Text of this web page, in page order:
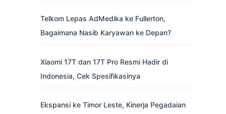
Telkom Lepas AdMedika ke Fullerton,
Bagaimana Nasib Karyawan ke Depan?
Xiaomi 17T dan 17T Pro Resmi Hadir di
Indonesia, Cek Spesifikasinya
Ekspansi ke Timor Leste, Kinerja Pegadaian